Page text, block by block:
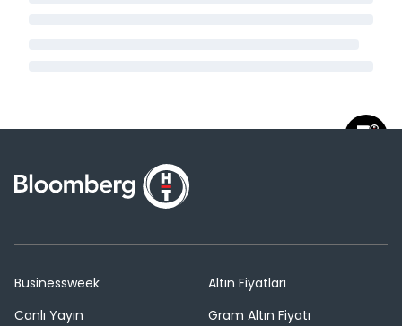
Businessweek
Canlı Yayın
Altın Fiyatları
Gram Altın Fiyatı